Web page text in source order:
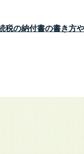
税の納付書の書き方